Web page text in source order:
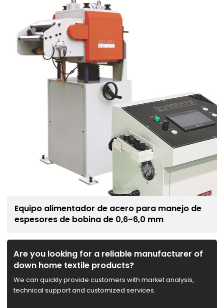
Equipo alimentador de acero para manejo de
espesores de bobina de 0,6~6,0 mm
Are you looking for a reliable manufacturer of
down home textile products?
We can quickly provide customers with market analysis,
technical support and customized services.